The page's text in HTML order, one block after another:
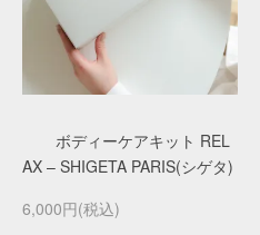
ボディーケアキット REL
AX – SHIGETA PARIS(シゲタ)
6,000円(税込)